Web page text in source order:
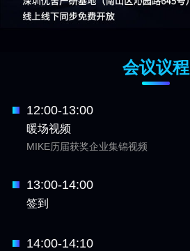
会议议程
12:00-13:00
暖场视频
MIKE历届获奖企业集锦视频
13:00-14:00
签到
14:00-14:10